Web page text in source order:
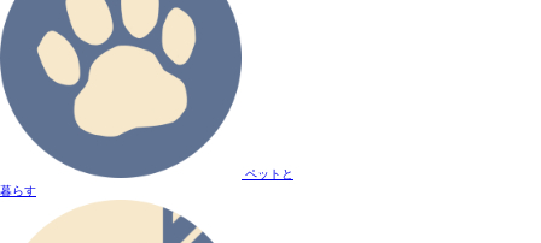
ペットと
暮らす